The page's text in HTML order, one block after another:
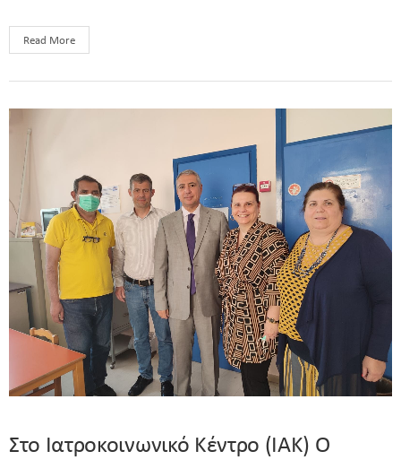
Read More
Στο Iατροκοινωνικό Κέντρο (ΙΑΚ) Ο